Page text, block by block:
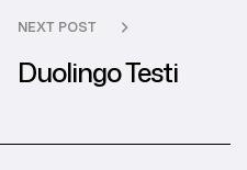
NEXT POST
Duolingo Testi